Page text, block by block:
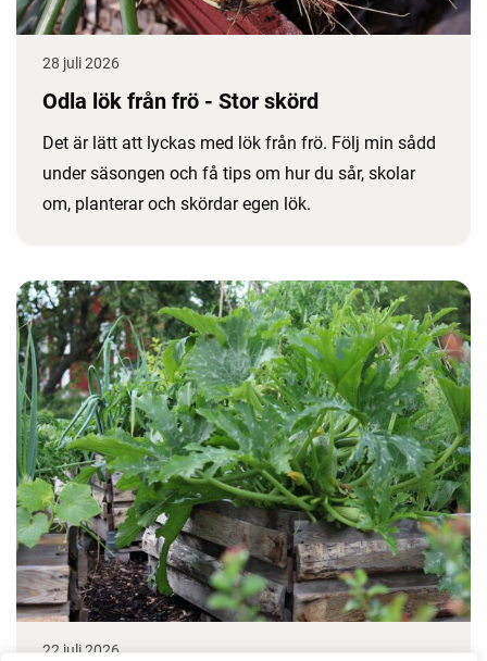
28 juli 2026
Odla lök från frö - Stor skörd
Det är lätt att lyckas med lök från frö. Följ min sådd
under säsongen och få tips om hur du sår, skolar
om, planterar och skördar egen lök.
22 juli 2026